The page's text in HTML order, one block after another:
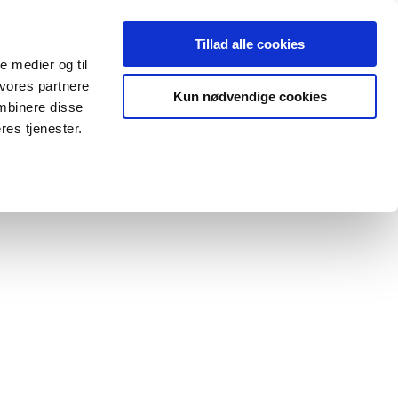
medier og til
partnere
disse
tjenester.
Tillad alle cookies
Kun nødvendige cookies
OS KONTAKT OS